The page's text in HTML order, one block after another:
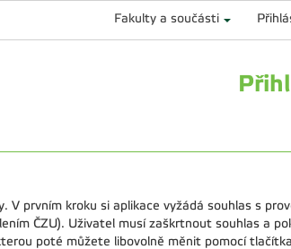
Fakulty a součásti
prvním kroku si aplikace vyžádá souhlas s
ČZU). Uživatel musí zaškrtnout souhlas a
poté můžete libovolně měnit pomocí